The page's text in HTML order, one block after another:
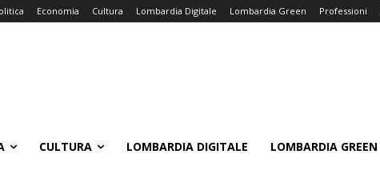
Economia Cultura Lombardia Digitale Lombardia Green Professioni
CULTURA LOMBARDIA DIGITALE LOMBARDIA GREEN